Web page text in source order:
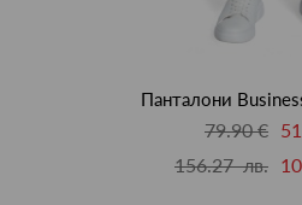
Панталони
79.90 €
156.27 лв.